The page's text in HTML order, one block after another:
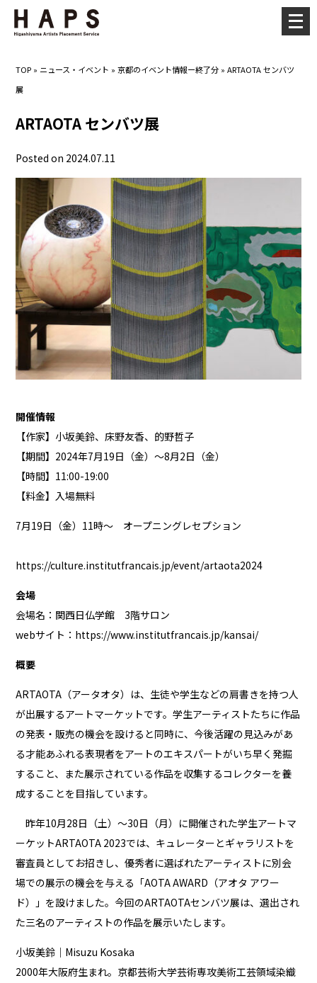
TOP » ニュース・イベント »京都のイベント情報ー終了分 »ARTAOTA センバツ
展
ARTAOTA センバツ展
Posted on 2024.07.11
開催情報
【作家】小坂美鈴、床野友香、的野哲子
【期間】2024年7月19日（金）〜8月2日（金）
【時間】11:00-19:00
【料金】入場無料
7月19日（金）11時～ オープニングレセプション
https://culture.institutfrancais.jp/event/artaota2024
会場
会場名：関西日仏学館 3階サロン
webサイト： https://www.institutfrancais.jp/kansai/
概要
ARTAOTA（アータオタ）は、生徒や学生などの肩書きを持つ人
が出展するアートマーケットです。学生アーティストたちに作品
の発表・販売の機会を設けると同時に、今後活躍の見込みがあ
る才能あふれる表現者をアートのエキスパートがいち早く発掘
すること、また展示されている作品を収集するコレクターを養
成することを目指しています。
昨年10月28日（土）〜30日（月）に開催された学生アートマ
ーケットARTAOTA 2023では、キュレーターとギャラリストを
審査員としてお招きし、優秀者に選ばれたアーティストに別会
場での展示の機会を与える「AOTA AWARD（アオタ アワー
ド）」を設けました。今回のARTAOTAセンバツ展は、選出され
た三名のアーティストの作品を展示いたします。
小坂美鈴｜Misuzu Kosaka
2000年大阪府生まれ。京都芸術大学芸術専攻美術工芸領域染織
メ
ニ
ー